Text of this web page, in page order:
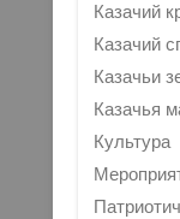
Казачий
Казачий
Казачьи
Казачья
Культура